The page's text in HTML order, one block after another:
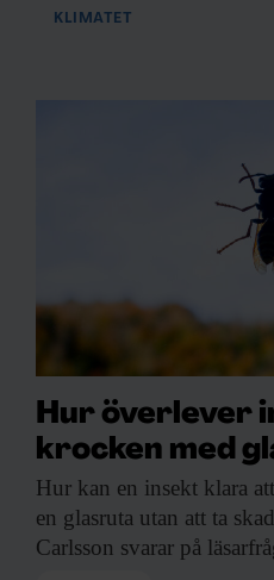
KLIMATET
Hur överlever
krocken med
Hur kan en insekt klara
en glasruta utan att ta
Carlsson svarar på